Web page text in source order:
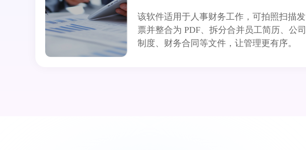
该软件适用于人事财务工作，可拍照扫描发
票并整合为 PDF、拆分合并员工简历、公司
制度、财务合同等文件，让管理更有序。